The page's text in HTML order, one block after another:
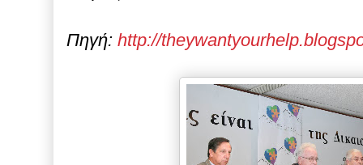
Πηγή: http://